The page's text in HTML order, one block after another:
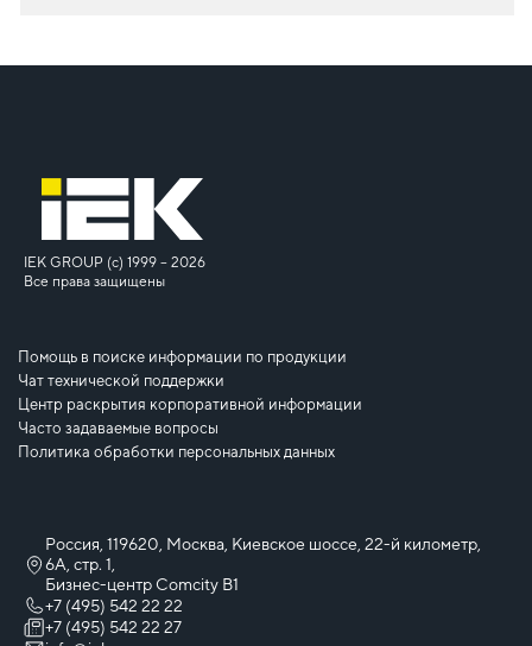
IEK GROUP (c) 1999 – 2026
Все права защищены
Помощь в поиске информации по продукции
Чат технической поддержки
Центр раскрытия корпоративной информации
Часто задаваемые вопросы
Политика обработки персональных данных
Россия, 119620, Москва, Киевское шоссе, 22-й километр,
6А, стр. 1,
Бизнес-центр Comcity B1
+7 (495) 542 22 22
+7 (495) 542 22 27